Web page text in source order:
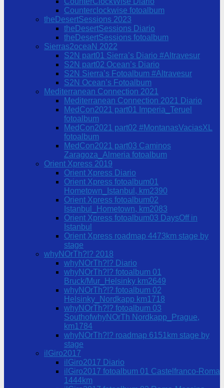
Counterclockwise fotoalbum
theDesertSessions 2023
theDesertSessions Diario
theDesertSessions fotoalbum
Sierras2oceaN 2022
S2N part01 Sierra’s Diario #Altravesur
S2N part02 Ocean’s Diario
S2N Sierra’s Fotoalbum #Altravesur
S2N Ocean’s Fotoalbum
Mediterranean Connection 2021
Mediterranean Connection 2021 Diario
MedCon2021 part01 Imperia_Teruel
fotoalbum
MedCon2021 part02 #MontanasVaciasXL
fotoalbum
MedCon2021 part03 Caminos
Zaragoza_Almeria fotoalbum
Orient Xpress 2019
Orient Xpress Diario
Orient Xpress fotoalbum01
Hometown_Istanbul, km2390
Orient Xpress fotoalbum02
Istanbul_Hometown, km2083
Orient Xpress fotoalbum03 DaysOff in
Istanbul
Orient Xpress roadmap 4473km stage by
stage
whyNOrTh?!? 2018
whyNOrTh?!? Diario
whyNOrTh?!? fotoalbum 01
Bruck/Mur_Helsinky km2649
whyNOrTh?!? fotoalbum 02
Helsinky_Nordkapp km1718
whyNOrTh?!? fotoalbum 03
SouthofwhyNOrTh Nordkapp_Prague,
km1784
whyNOrTh?!? roadmap 6151km stage by
stage
ilGiro2017
ilGiro2017 Diario
ilGiro2017 fotoalbum 01 Castelfranco-Roma
1444km